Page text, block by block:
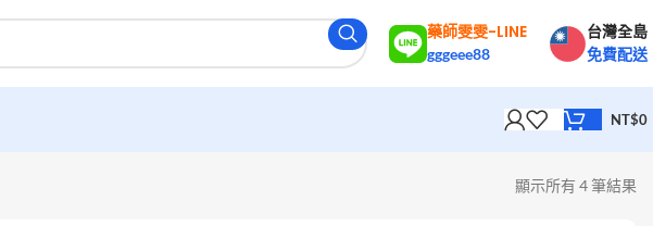
藥師雯雯-LINE
gggeee88
台灣全島
免費配送
NT$0
顯示所有 4 筆結果